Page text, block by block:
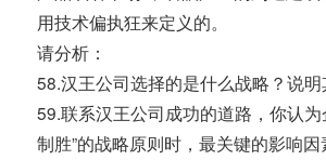
用技术偏执狂来定义的。
请分析：
58.汉王公司选择的是什么战略？说明
59.联系汉王公司成功的道路，你认为
制胜”的战略原则时，最关键的影响